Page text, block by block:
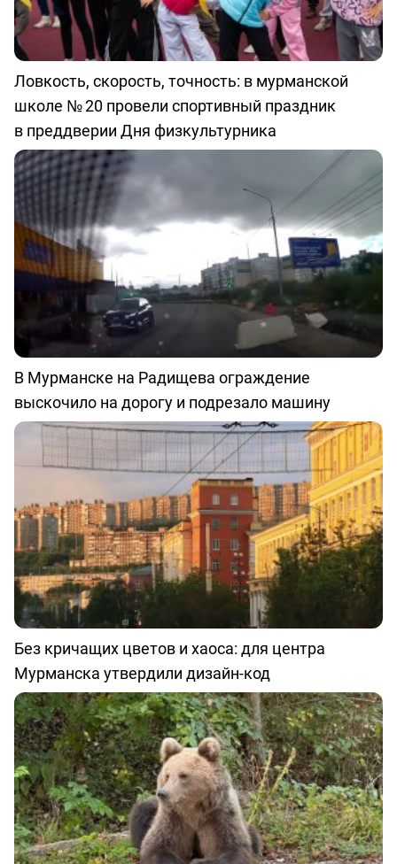
Ловкость, скорость, точность: в мурманской
школе № 20 провели спортивный праздник
в преддверии Дня физкультурника
В Мурманске на Радищева ограждение
выскочило на дорогу и подрезало машину
Без кричащих цветов и хаоса: для центра
Мурманска утвердили дизайн-код